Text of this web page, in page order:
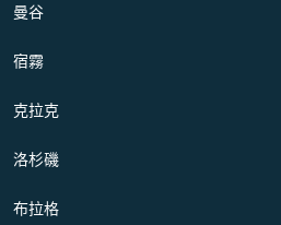
曼谷
宿霧
克拉克
洛杉磯
布拉格